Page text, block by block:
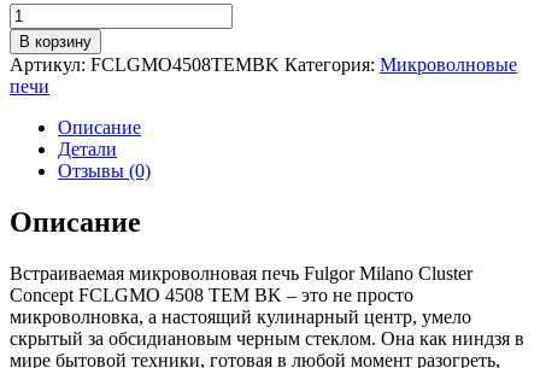
Количество
товара
Встраиваемая
микроволновая
печь
59х45
Fulgor
Milano
Cluster
Concept
4508
TEM
BK
черная
В корзину
Артикул: FCLGMO4508TEMBK Категория: Микроволновые
печи
Описание
Детали
Отзывы (0)
Описание
Встраиваемая микроволновая печь Fulgor Milano Cluster
Concept FCLGMO 4508 TEM BK – это не просто
микроволновка, а настоящий кулинарный центр, умело
скрытый за обсидиановым черным стеклом. Она как ниндзя в
мире бытовой техники, готовая в любой момент разогреть,